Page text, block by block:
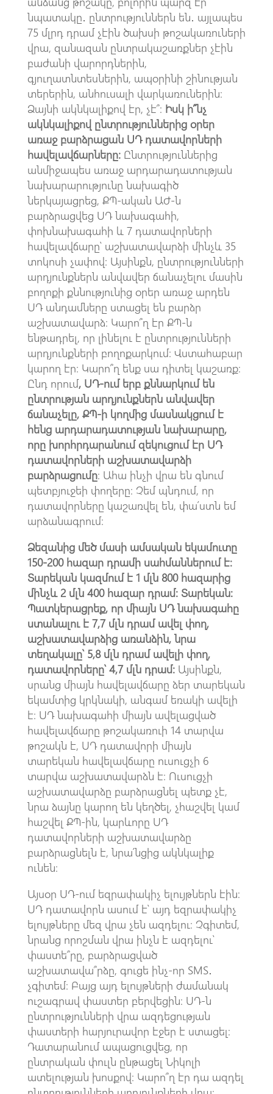
նպատակը․ ընտրություններն են․ այլապես
75 մլրդ դրամ չէին ծախսի թոշակառուների
վրա, զանազան ընտրակաշառքներ չէին
բաժանի վարորդներին,
գյուղատնտեսներին, ապօրինի շինության
տերերին, անհուսալի վարկառուներին։
Ձայնի ակնկալիքով էր, չէ՞։ Իսկ ի՞նչ
ակնկալիքով ընտրություններից օրեր
առաջ բարձրացան ՍԴ դատավորների
հավելավճարները։Ընտրություններից
անմիջապես առաջ արդարադատության
նախարարությունը նախագիծ
ներկայացրեց, ՔՊ-ական ԱԺ-ն
բարձրացվեց ՍԴ նախագահի,
փոխնախագահի և 7 դատավորների
հավելավճարը՝ աշխատավարձի մինչև 35
տոկոսի չափով: Այսինքն, ընտրությունների
արդյունքներն անվավեր ճանաչելու մասին
բողոքի քննությունից օրեր առաջ արդեն
ՍԴ անդամները ստացել են բարձր
աշխատավարձ։ Կարո՞ղ էր ՔՊ-ն
ենթադրել, որ լինելու է ընտրությունների
արդյունքների բողոքարկում։ Վստահաբար
կարող էր։ Կարո՞ղ ենք սա դիտել կաշառք։
Ընդ որում, ՍԴ-ում երբ քննարկում են
ընտրության արդյունքներն անվավեր
ճանաչելը, ՔՊ-ի կողմից մասնակցում է
հենց արդարադատության նախարարը,
որը խորհրդարանում զեկուցում էր ՍԴ
դատավորների աշխատավարձի
բարձրացումը։ Ահա ինչի վրա են գնում
պետբյուջեի փողերը։ Չեմ պնդում, որ
դատավորները կաշառվել են, փա՛ստն եմ
արձանագրում։
Ձեզանից մեծ մասի ամսական եկամուտը
150-200 հազար դրամի սահմաններում է։
Տարեկան կազմում է 1 մլն 800 հազարից
մինչև 2 մլն 400 հազար դրամ։ Տարեկան։
Պատկերացրեք, որ միայն ՍԴ նախագահը
ստանալու է 7,7 մլն դրամ ավել փող,
աշխատավարձից առանձին, նրա
տեղակալը՝ 5,8 մլն դրամ ավելի փող,
դատավորները՝ 4,7 մլն դրամ։Այսինքն,
սրանց միայն հավելավճարը ձեր տարեկան
եկամտից կրկնակի, անգամ եռակի ավելի
է։ ՍԴ նախագահի միայն ավելացված
հավելավճարը թոշակառուի 14 տարվա
թոշակն է, ՍԴ դատավորի միայն
տարեկան հավելավճարը ուսուցչի 6
տարվա աշխատավարձն է։ Ուսուցչի
աշխատավարձը բարձրացնել պետք չէ,
նրա ձայնը կարող են կեղծել, չհաշվել կամ
հաշվել ՔՊ-ին, կարևորը ՍԴ
դատավորների աշխատավարձը
բարձրացնելն է, նրա՛նցից ակնկալիք
ունեն։
Այսօր ՍԴ-ում եզրափակիչ ելույթներն էին։
ՍԴ դատավորն ասում է՝ այդ եզրափակիչ
ելույթները մեզ վրա չեն ազդելու։ Չգիտեմ,
նրանց որոշման վրա ինչն է ազդելու՝
փաստե՞րը, բարձրացված
աշխատավա՞րձը, գուցե ինչ-որ SMS․
չգիտեմ։ Բայց այդ ելույթների ժամանակ
ուշագրավ փաստեր բերվեցին։ ՍԴ-ն
ընտրությունների վրա ազդեցության
փաստերի հարյուրավոր էջեր է ստացել։
Դատարանում ապացուցվեց, որ
ընտրական փուլն ընթացել Նիկոլի
ատելության խոսքով։ Կարո՞ղ էր դա ազդել